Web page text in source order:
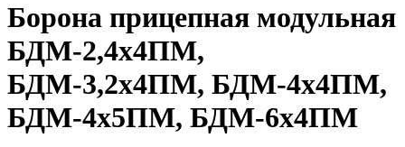
Борона прицепная модульная
БДМ-2,4х4ПМ,
БДМ-3,2х4ПМ, БДМ-4х4ПМ,
БДМ-4х5ПМ, БДМ-6х4ПМ